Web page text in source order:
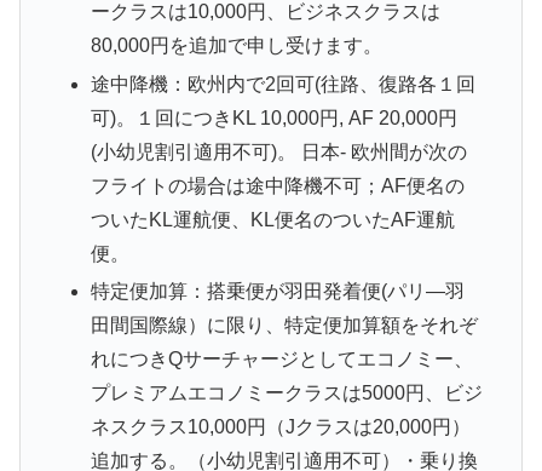
ークラスは10,000円、ビジネスクラスは
80,000円を追加で申し受けます。
途中降機：欧州内で2回可(往路、復路各１回
可)。１回につきKL 10,000円, AF 20,000円
(小幼児割引適用不可)。 日本- 欧州間が次の
フライトの場合は途中降機不可；AF便名の
ついたKL運航便、KL便名のついたAF運航
便。
特定便加算：搭乗便が羽田発着便(パリ―羽
田間国際線）に限り、特定便加算額をそれぞ
れにつきQサーチャージとしてエコノミー、
プレミアムエコノミークラスは5000円、ビジ
ネスクラス10,000円（Jクラスは20,000円）
追加する。（小幼児割引適用不可）・乗り換